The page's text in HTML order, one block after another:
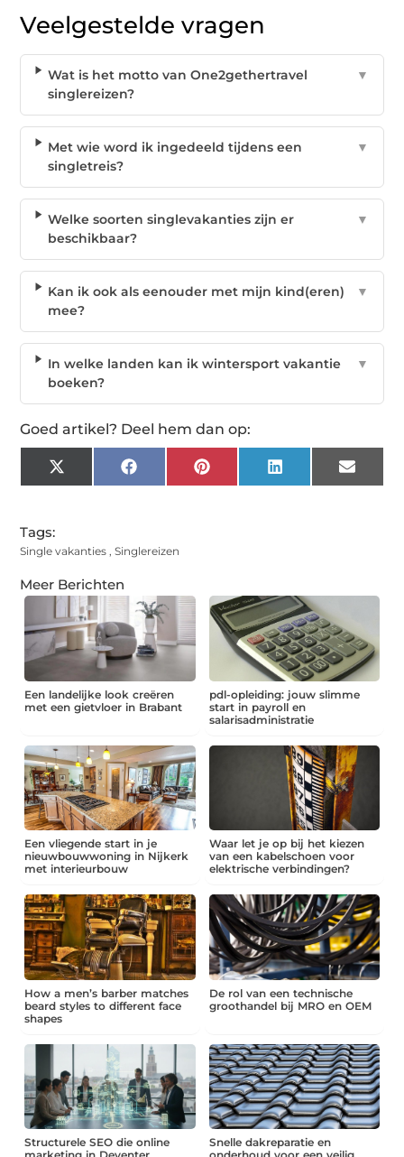
Veelgestelde vragen
Wat is het motto van One2gethertravel
singlereizen?
▼
Met wie word ik ingedeeld tijdens een
singletreis?
▼
Welke soorten singlevakanties zijn er
beschikbaar?
▼
Kan ik ook als eenouder met mijn kind(eren)
mee?
▼
In welke landen kan ik wintersport vakantie
boeken?
▼
Goed artikel? Deel hem dan op:
X
(Twitter)
Facebook Pinterest LinkedIn Email
Tags:
Single vakanties ,Singlereizen
Meer Berichten
Een landelijke look creëren
met een gietvloer in Brabant
pdl-opleiding: jouw slimme
start in payroll en
salarisadministratie
Een vliegende start in je
nieuwbouwwoning in Nijkerk
met interieurbouw
Waar let je op bij het kiezen
van een kabelschoen voor
elektrische verbindingen?
How a men’s barber matches
beard styles to different face
shapes
De rol van een technische
groothandel bij MRO en OEM
Structurele SEO die online
Snelle dakreparatie en